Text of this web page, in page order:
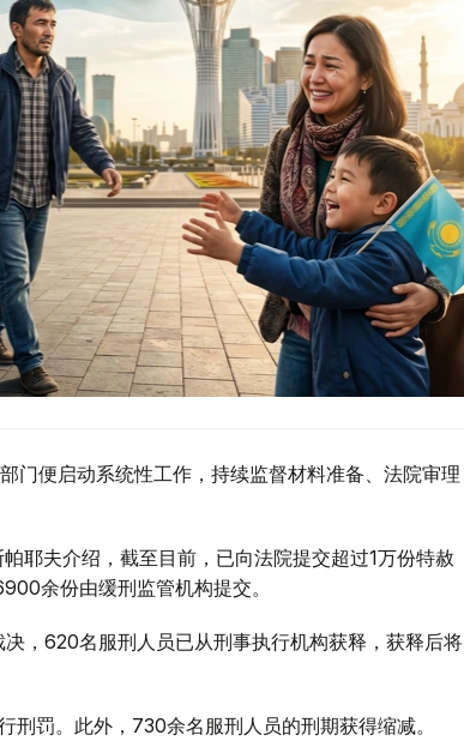
门便启动系统性工作，持续监督材料准备、法院审理
耶夫介绍，截至目前，已向法院提交超过1万份特赦
余份由缓刑监管机构提交。
，620名服刑人员已从刑事执行机构获释，获释后将
罚。此外，730余名服刑人员的刑期获得缩减。